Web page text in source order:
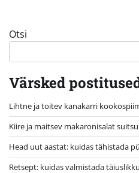
Otsi
Värsked
Lihtne ja toitev kanakarri
Kiire ja maitsev makaronisalat
Head uut aastat: kuidas tähistada
Retsept: kuidas valmistada